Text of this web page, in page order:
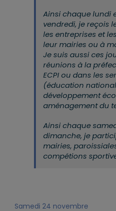
Ainsi chaque lundi
vendredi, je reçois
les entreprises et
leur mairies ou à
Je suis aussi ces
réunions à la
ECPI ou dans les
(éducation
développement
aménagement du
Ainsi chaque
dimanche, je
mairies,
compétions
Samedi 24 novembre